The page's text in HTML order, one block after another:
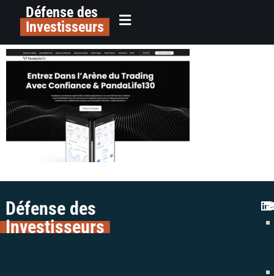
principalDéfense des
Investisseurs
alerte arnaque trading crypto
panda life 130 colman avocats
Défense des
Investisseurs